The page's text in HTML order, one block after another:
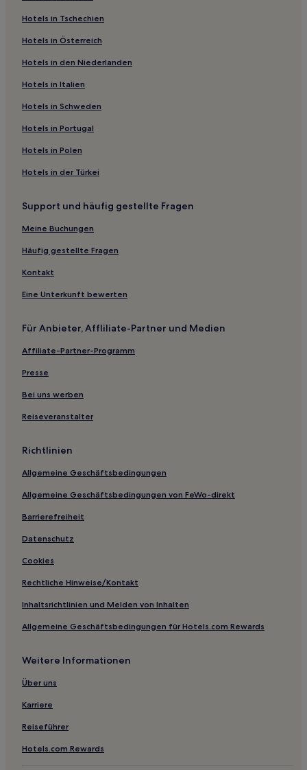
Luxus in Dongguan
Hotels mit Parkplatz in Dongguan
Günstige in Dongguan
Hotels mit Fitnessbereich in Humen
Hotels mit Parkplatz in Humen
Günstige nahe Shenzhen Lianhuashan Park
Golf in Zhuhai
Luxus in Zhuhai
Business in Zhuhai
Hotels mit Parkplatz in Luogang
Haustierfreundliche in Shenzhen
Hotels mit Parkplatz in Houjie
Luxus in Houjie
Business in Bao'an
Günstige in Bao'an
Hotels mit Wellnessbereich in Bao'an
Hotels mit Parkplatz in Bao'an
Luxus in Bao'an
Hotels mit inbegriffenem Frühstück in Foshan
Günstige in Foshan
Günstige in Huanshi Dong Lu
Hotels mit Parkplatz in Huanshi Dong Lu
Hotels mit Parkplatz in Tangxia
Hotels mit Parkplatz in Daliang
Familien in Nansha
Hotels mit Pool in Nansha
Günstige in Sihui
Hotels mit Fitnessbereich in Chancheng
Günstige in Chancheng
Hotels mit Wellnessbereich in Guangdong
Luxus in Guangdong
Lgbtqia-Freundliche in Guangdong
Luxus in Shajing
Hotels in Tschechien
Hotels in Österreich
Hotels in den Niederlanden
Hotels in Italien
Hotels in Schweden
Hotels in Portugal
Hotels in Polen
Hotels in der Türkei
Support und häufig gestellte Fragen
Meine Buchungen
Häufig gestellte Fragen
Kontakt
Eine Unterkunft bewerten
Für Anbieter, Affliliate-Partner und Medien
Affiliate-Partner-Programm
Presse
Bei uns werben
Reiseveranstalter
Richtlinien
Allgemeine Geschäftsbedingungen
Allgemeine Geschäftsbedingungen von FeWo-direkt
Barrierefreiheit
Datenschutz
Cookies
Rechtliche Hinweise/Kontakt
Inhaltsrichtlinien und Melden von Inhalten
Allgemeine Geschäftsbedingungen für Hotels.com Rewards
Weitere Informationen
Über uns
Karriere
Reiseführer
Hotels.com Rewards